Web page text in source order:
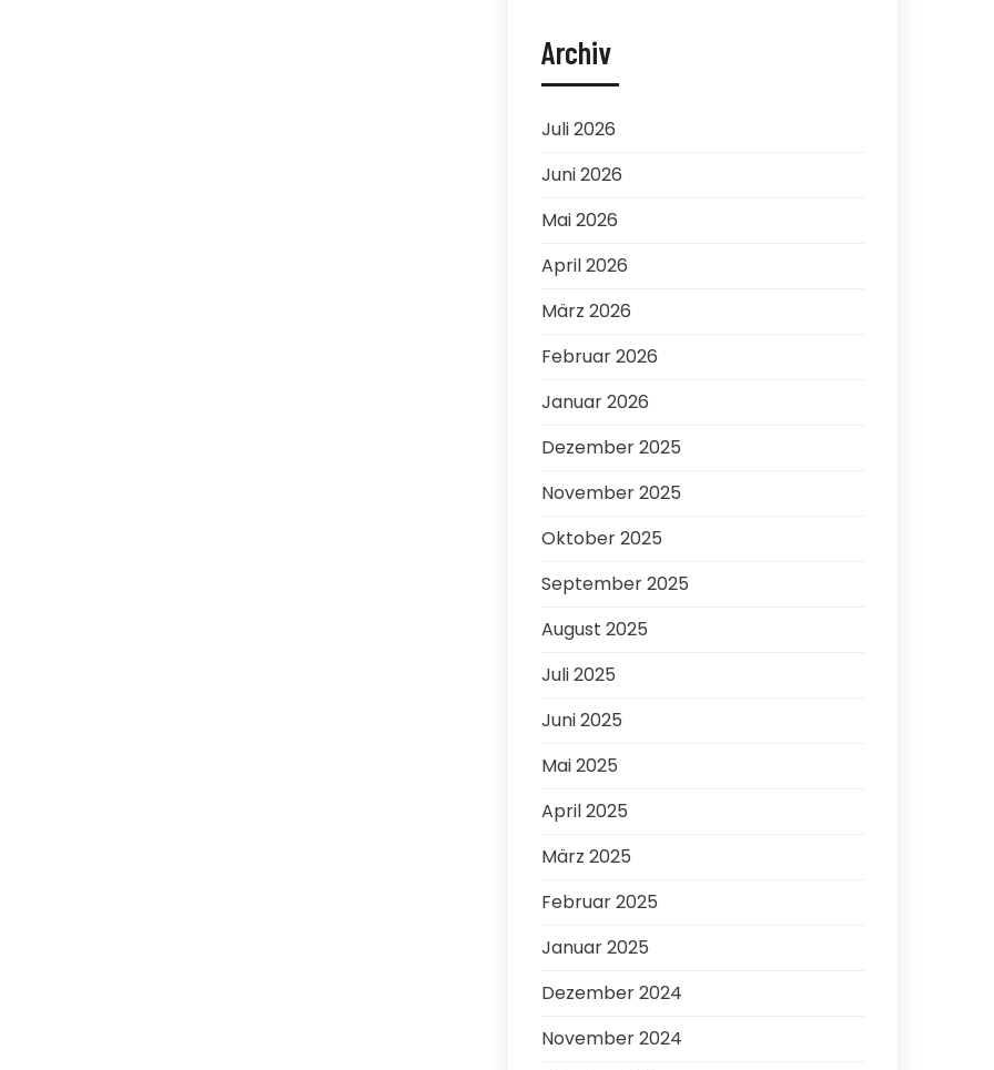
Archiv
Juli 2026
Juni 2026
Mai 2026
April 2026
März 2026
Februar 2026
Januar 2026
Dezember 2025
November 2025
Oktober 2025
September 2025
August 2025
Juli 2025
Juni 2025
Mai 2025
April 2025
März 2025
Februar 2025
Januar 2025
Dezember 2024
November 2024